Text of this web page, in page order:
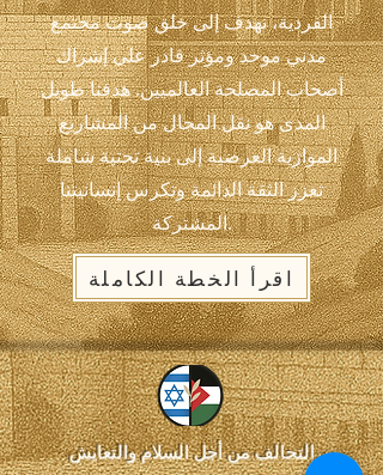
الفردية، نهدف إلى خلق صوت مجتمع
مدني موحد ومؤثر قادر على إشراك
أصحاب المصلحة العالميين. هدفنا طويل
المدى هو نقل المجال من المشاريع
الموازية العرضية إلى بنية تحتية شاملة
تعزز الثقة الدائمة وتكرس إنسانيتنا
المشتركة.
اقرأ الخطة الكاملة
التحالف من أجل السلام والتعايش
التحالف من أجل السلام والتعايش